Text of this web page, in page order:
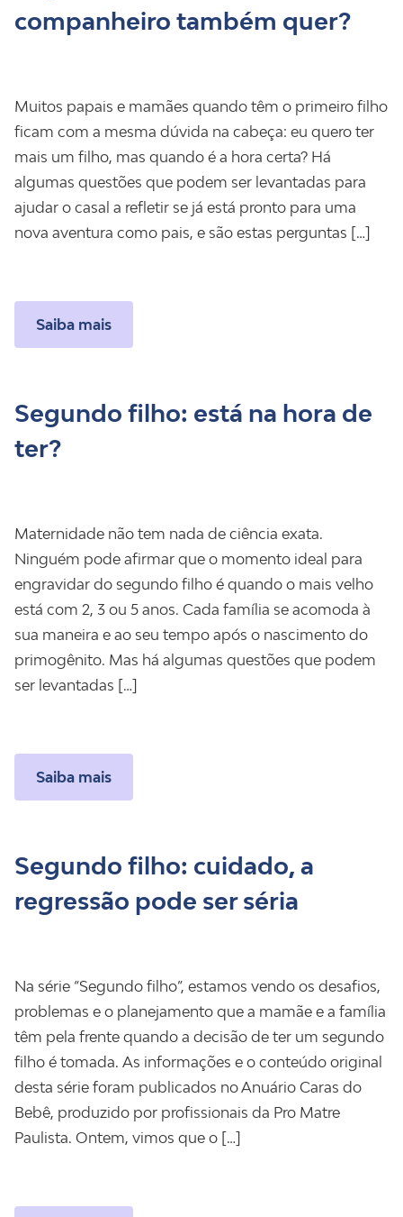
companheiro também quer?
Muitos papais e mamães quando têm o primeiro filho
ficam com a mesma dúvida na cabeça: eu quero ter
mais um filho, mas quando é a hora certa? Há
algumas questões que podem ser levantadas para
ajudar o casal a refletir se já está pronto para uma
nova aventura como pais, e são estas perguntas […]
Saiba mais
Segundo filho: está na hora de
ter?
Maternidade não tem nada de ciência exata.
Ninguém pode afirmar que o momento ideal para
engravidar do segundo filho é quando o mais velho
está com 2, 3 ou 5 anos. Cada família se acomoda à
sua maneira e ao seu tempo após o nascimento do
primogênito. Mas há algumas questões que podem
ser levantadas […]
Saiba mais
Segundo filho: cuidado, a
regressão pode ser séria
Na série “Segundo filho”, estamos vendo os desafios,
problemas e o planejamento que a mamãe e a família
têm pela frente quando a decisão de ter um segundo
filho é tomada. As informações e o conteúdo original
desta série foram publicados no Anuário Caras do
Bebê, produzido por profissionais da Pro Matre
Paulista. Ontem, vimos que o […]